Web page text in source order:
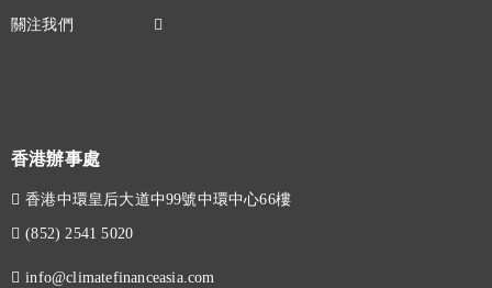
香港辦事處
香港中環皇后大道中99號中環中心66樓
(852) 2541 5020
info@climatefinanceasia.com